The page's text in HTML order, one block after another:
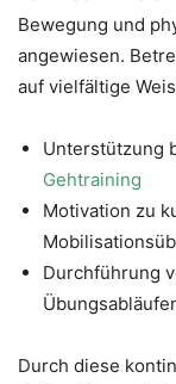
Bewegung und
angewiesen.
auf vielfältige
Unterstützung
Gehtraining
Motivation zu
Durchführung
Durch diese